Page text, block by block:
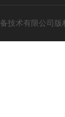
技术有限公司版